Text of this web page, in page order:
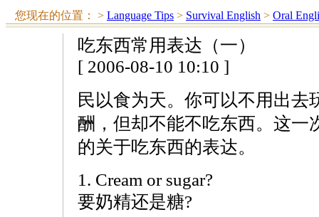
您现在的位置： > Language Tips > Survival English > Oral
吃东西常用表达（一）
[ 2006-08-10 10:10 ]
民以食为天。你可以不用出去
酬，但却不能不吃东西。这一
的关于吃东西的表达。
1. Cream or sugar?
要奶精还是糖?